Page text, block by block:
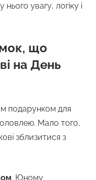
увагу, логіку і
що
на День
подарунком для
Мало того,
зблизитися з
. Юному